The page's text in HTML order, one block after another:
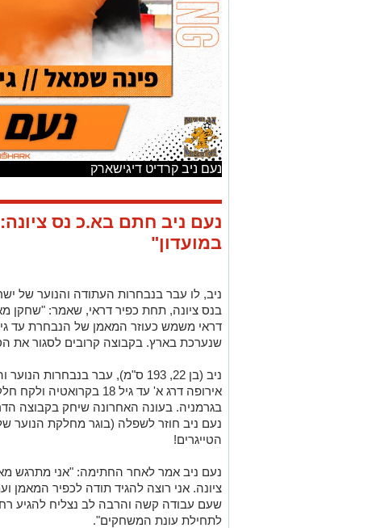
נעם ניב קרדיט דיגישארק
נעם ניב חתם בא.כ נס
במועדון"
ניב, לו עבר בנבחרות העתודה והנוער של
בנס ציונה, תחת כפיר דראי, שאמר: "שחקן
שנערכת בארץ. בקבוצה קרובים לסגור את
ניב (בן 22, 193 ס"מ), עבר
אירופה דרג א' עד גיל 18
בגרמניה. בעונה האחרונה שיחק בקבוצה
נעם ניב חוזר לשפלה (בוגר מחלקת הנוער
הטייגרים!
נעם ניב אמר לאחר החתימה: "אני מתרגש
ציונה. אני רוצה להגיד תודה לכפיר המאמן
שעם עבודה קשה והרבה לב נצליח להגיע
לתחילת עונת המשחקים".